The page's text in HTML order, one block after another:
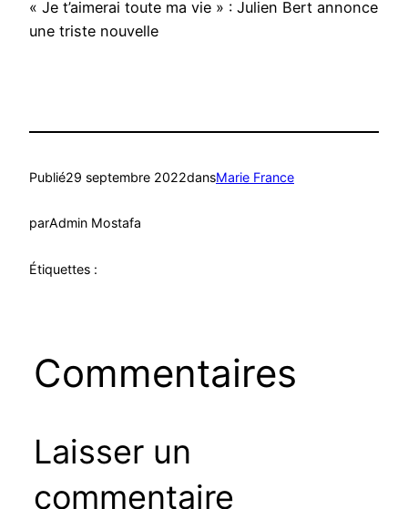
« Je t’aimerai toute ma vie » : Julien Bert annonce
une triste nouvelle
Publié29 septembre 2022dansMarie France
parAdmin Mostafa
Étiquettes :
Commentaires
Laisser un
commentaire